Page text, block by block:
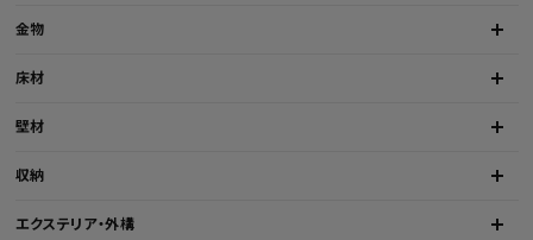
金物
床材
壁材
収納
エクステリア・外構